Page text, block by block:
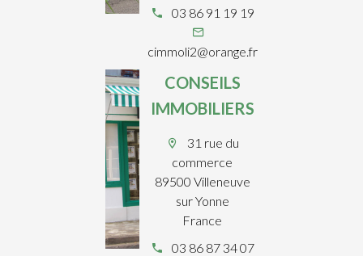
03 86 91 19 19
cimmoli2@orange.fr
CONSEILS
IMMOBILIERS
31 rue du
commerce
89500 Villeneuve
sur Yonne
France
03 86 87 34 07